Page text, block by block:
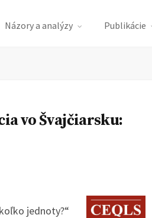
Názory a analýzy Publikácie
vo Švajčiarsku:
jednoty?“